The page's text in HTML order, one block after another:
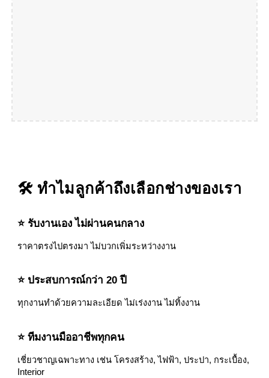
🛠️ ทำไมลูกค้าถึงเลือกช่างของเรา
⭐ รับงานเอง ไม่ผ่านคนกลาง
ราคาตรงไปตรงมา ไม่บวกเพิ่มระหว่างงาน
⭐ ประสบการณ์กว่า 20 ปี
ทุกงานทำด้วยความละเอียด ไม่เร่งงาน ไม่ทิ้งงาน
⭐ ทีมงานมืออาชีพทุกคน
เชี่ยวชาญเฉพาะทาง เช่น โครงสร้าง, ไฟฟ้า, ประปา, กระเบื้อง,
Interior